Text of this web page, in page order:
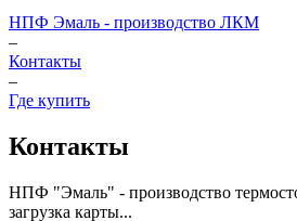
НПФ Эмаль - производство ЛКМ
–
Контакты
–
Где купить
Контакты
НПФ "Эмаль" - производство
загрузка карты...